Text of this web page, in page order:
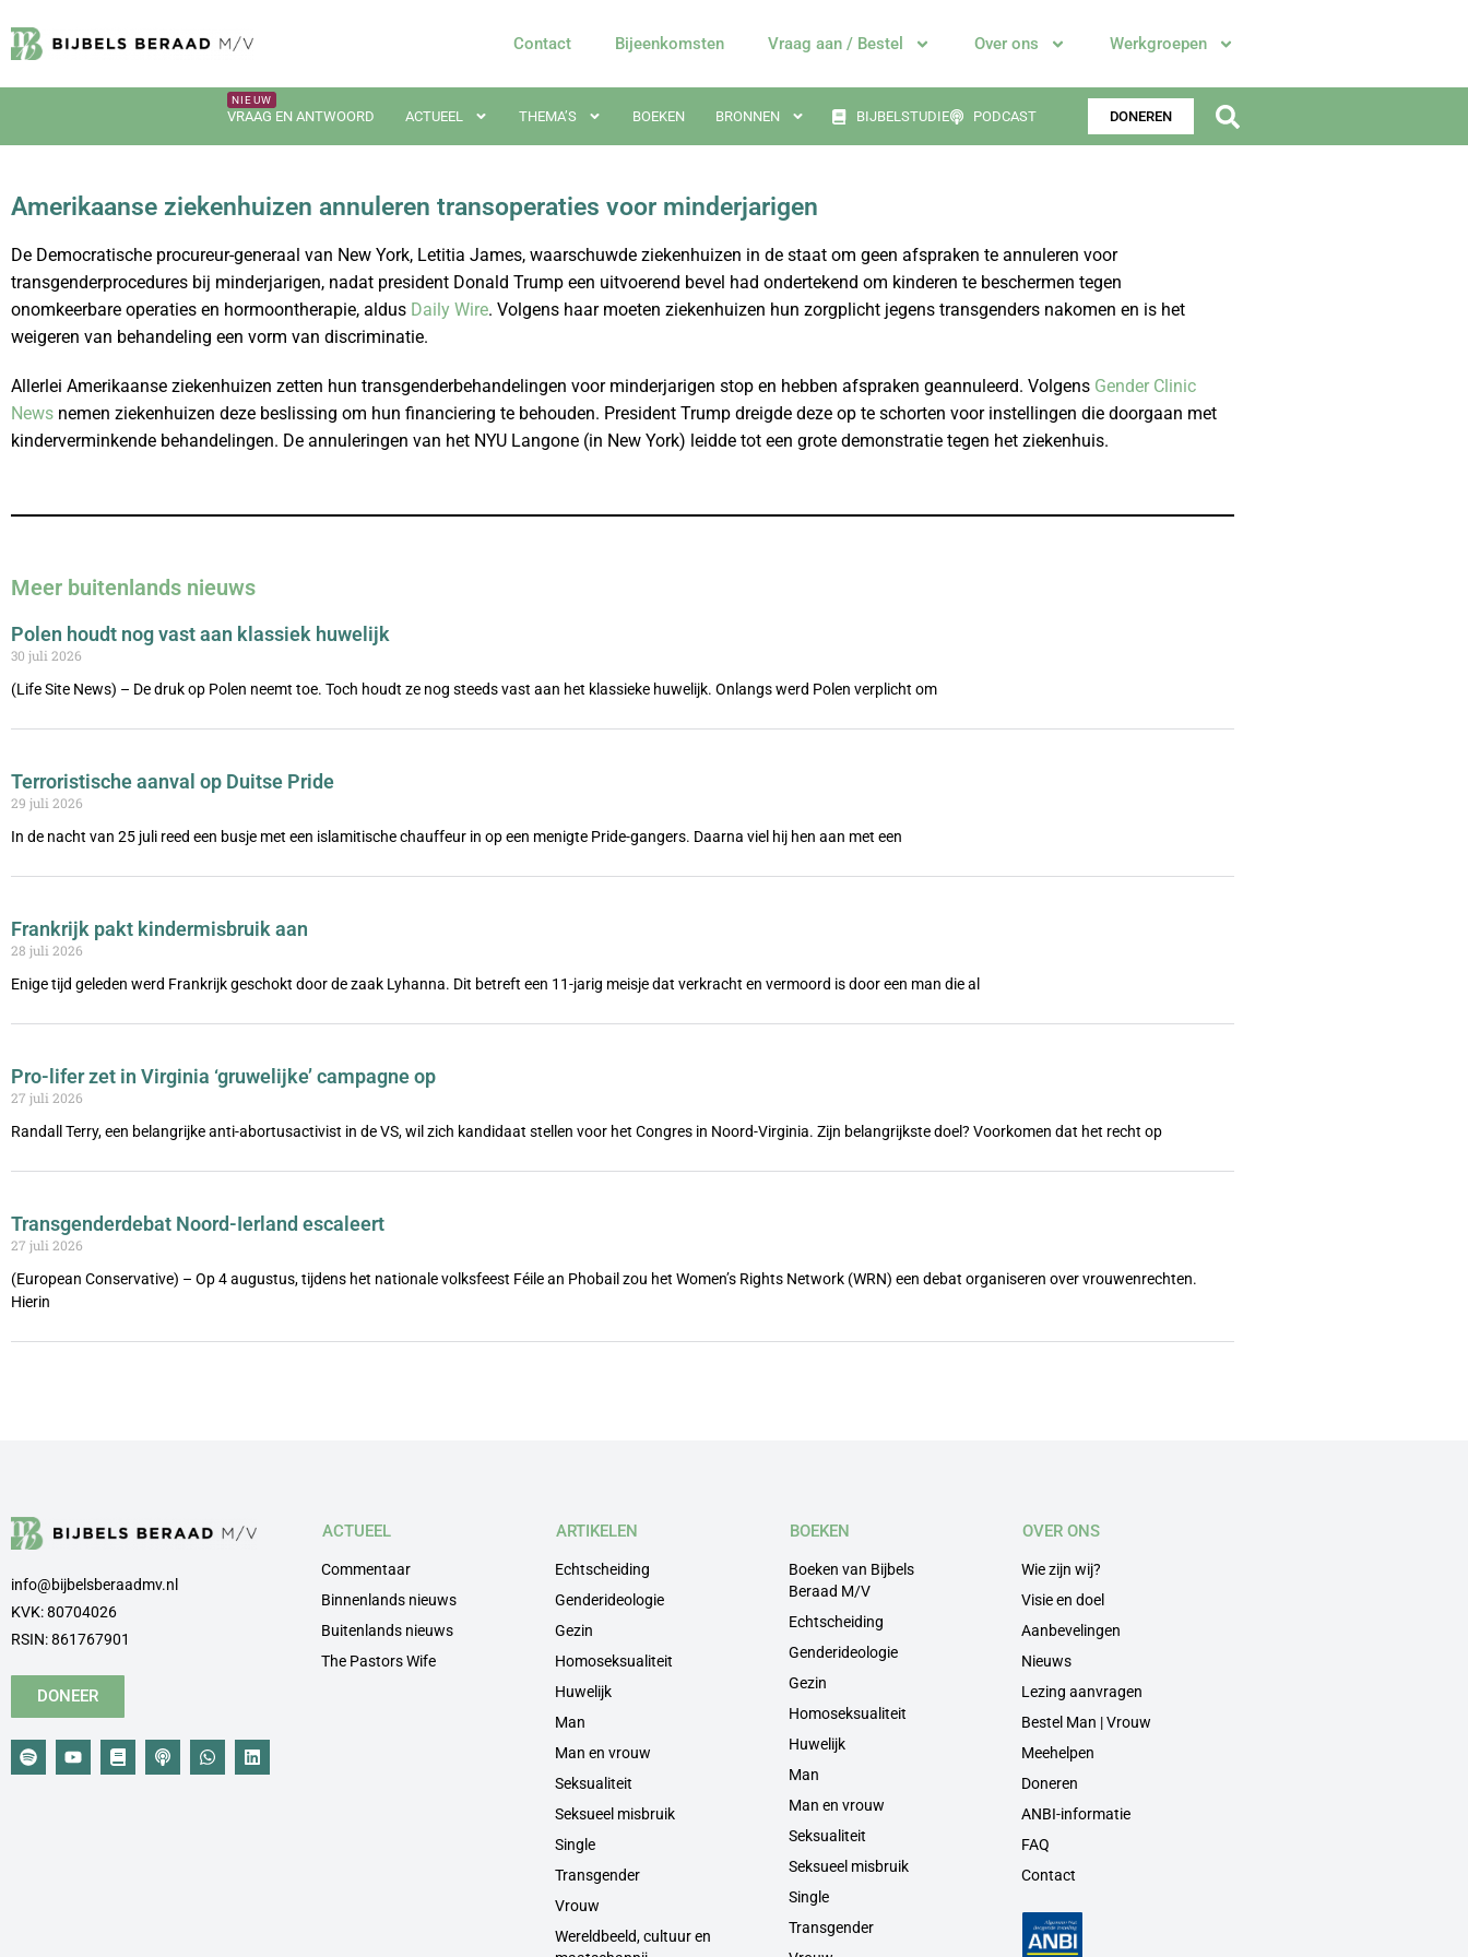
Contact Bijeenkomsten Vraag aan / Bestel Over ons Werkgroepen
VRAAG EN ANTWOORD ACTUEEL THEMA’S BOEKEN BRONNEN BIJBELSTUDIE PODCAST DONEREN
Amerikaanse ziekenhuizen annuleren transoperaties voor minderjarigen
De Democratische procureur-generaal van New York, Letitia James, waarschuwde ziekenhuizen in de staat om geen afspraken te annuleren voor
transgenderprocedures bij minderjarigen, nadat president Donald Trump een uitvoerend bevel had ondertekend om kinderen te beschermen tegen
onomkeerbare operaties en hormoontherapie, aldus Daily Wire. Volgens haar moeten ziekenhuizen hun zorgplicht jegens transgenders nakomen en is het
weigeren van behandeling een vorm van discriminatie.
Allerlei Amerikaanse ziekenhuizen zetten hun transgenderbehandelingen voor minderjarigen stop en hebben afspraken geannuleerd. Volgens Gender Clinic
News nemen ziekenhuizen deze beslissing om hun financiering te behouden. President Trump dreigde deze op te schorten voor instellingen die doorgaan met
kinderverminkende behandelingen. De annuleringen van het NYU Langone (in New York) leidde tot een grote demonstratie tegen het ziekenhuis.
Meer buitenlands nieuws
Polen houdt nog vast aan klassiek huwelijk
30 juli 2026
(Life Site News) – De druk op Polen neemt toe. Toch houdt ze nog steeds vast aan het klassieke huwelijk. Onlangs werd Polen verplicht om
Terroristische aanval op Duitse Pride
29 juli 2026
In de nacht van 25 juli reed een busje met een islamitische chauffeur in op een menigte Pride-gangers. Daarna viel hij hen aan met een
Frankrijk pakt kindermisbruik aan
28 juli 2026
Enige tijd geleden werd Frankrijk geschokt door de zaak Lyhanna. Dit betreft een 11-jarig meisje dat verkracht en vermoord is door een man die al
Pro-lifer zet in Virginia ‘gruwelijke’ campagne op
27 juli 2026
Randall Terry, een belangrijke anti-abortusactivist in de VS, wil zich kandidaat stellen voor het Congres in Noord-Virginia. Zijn belangrijkste doel? Voorkomen dat het recht op
Transgenderdebat Noord-Ierland escaleert
27 juli 2026
(European Conservative) – Op 4 augustus, tijdens het nationale volksfeest Féile an Phobail zou het Women’s Rights Network (WRN) een debat organiseren over vrouwenrechten.
Hierin
info@bijbelsberaadmv.nl
KVK: 80704026
RSIN: 861767901
DONEER
ACTUEEL
Commentaar
Binnenlands nieuws
Buitenlands nieuws
The Pastors Wife
ARTIKELEN
Echtscheiding
Genderideologie
Gezin
Homoseksualiteit
Huwelijk
Man
Man en vrouw
Seksualiteit
Seksueel misbruik
Single
Transgender
Vrouw
Wereldbeeld, cultuur en
BOEKEN
Boeken van Bijbels
Beraad M/V
Echtscheiding
Genderideologie
Gezin
Homoseksualiteit
Huwelijk
Man
Man en vrouw
Seksualiteit
Seksueel misbruik
Single
Transgender
OVER ONS
Wie zijn wij?
Visie en doel
Aanbevelingen
Nieuws
Lezing aanvragen
Bestel Man | Vrouw
Meehelpen
Doneren
ANBI-informatie
FAQ
Contact